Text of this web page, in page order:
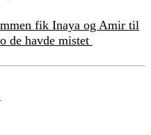
fik Inaya og Amir til
de havde mistet